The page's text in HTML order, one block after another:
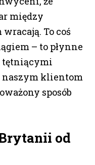
między
To coś
– to płynne
tętniącymi
naszym klientom
sposób
od